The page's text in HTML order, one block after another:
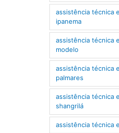
assistência técnica
ipanema
assistência técnica
modelo
assistência técnica
palmares
assistência técnica
shangrilá
assistência técnica